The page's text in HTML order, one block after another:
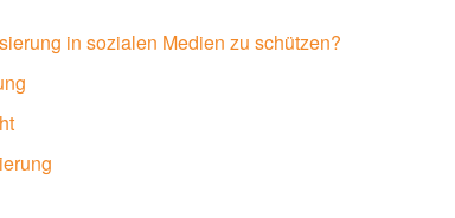
in sozialen Medien zu schützen?